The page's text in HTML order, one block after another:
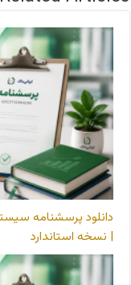
| نسخه استاندارد